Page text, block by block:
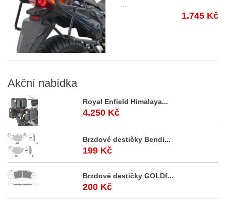
1.745 Kč
Akční nabídka
Royal Enfield Himalaya...
4.250 Kč
Brzdové destičky Bendi...
199 Kč
Brzdové destičky GOLDf...
200 Kč